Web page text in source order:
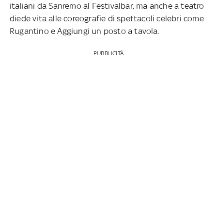
italiani da Sanremo al Festivalbar, ma anche a teatro
diede vita alle coreografie di spettacoli celebri come
Rugantino e Aggiungi un posto a tavola.
PUBBLICITÀ